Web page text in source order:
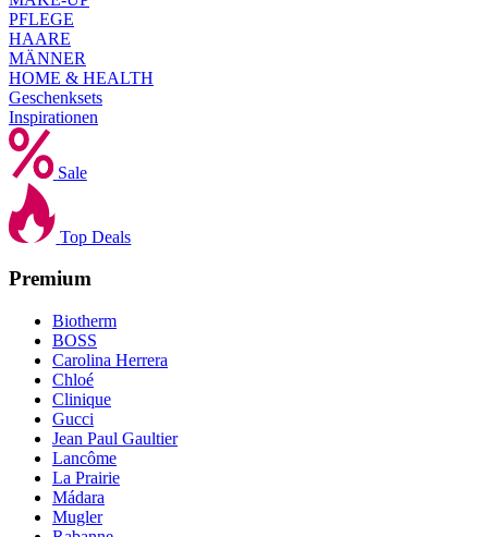
PFLEGE
HAARE
MÄNNER
HOME & HEALTH
Geschenksets
Inspirationen
Sale
Top Deals
Premium
Biotherm
BOSS
Carolina Herrera
Chloé
Clinique
Gucci
Jean Paul Gaultier
Lancôme
La Prairie
Mádara
Mugler